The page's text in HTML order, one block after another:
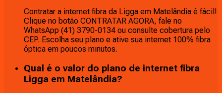
Contratar a internet fibra da Ligga em Matelândia é fácil!
Clique no botão CONTRATAR AGORA, fale no
WhatsApp (41) 3790-0134 ou consulte cobertura pelo
CEP. Escolha seu plano e ative sua internet 100% fibra
óptica em poucos minutos.
Qual é o valor do plano de internet fibra
Ligga em Matelândia?